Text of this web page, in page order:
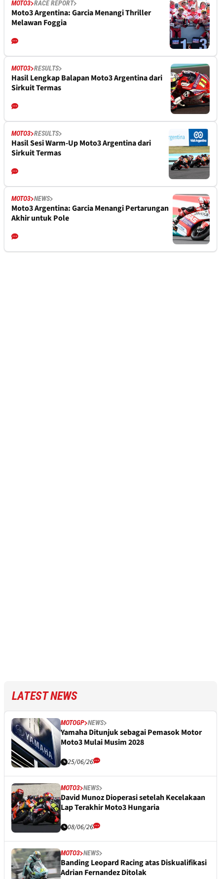
MOTO3 RACE REPORT
Moto3 Argentina: Garcia Menangi Thriller
Melawan Foggia
MOTO3 RESULTS
Hasil Lengkap Balapan Moto3 Argentina dari
Sirkuit Termas
MOTO3 RESULTS
Hasil Sesi Warm-Up Moto3 Argentina dari
Sirkuit Termas
MOTO3 NEWS
Moto3 Argentina: Garcia Menangi Pertarungan
Akhir untuk Pole
LATEST NEWS
MOTOGP NEWS
Yamaha Ditunjuk sebagai Pemasok Motor
Moto3 Mulai Musim 2028
25/06/26
MOTO3 NEWS
David Munoz Dioperasi setelah Kecelakaan
Lap Terakhir Moto3 Hungaria
08/06/26
MOTO3 NEWS
Banding Leopard Racing atas Diskualifikasi
Adrian Fernandez Ditolak